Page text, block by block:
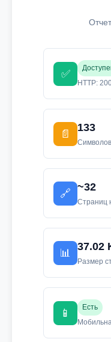
✅
HTTP:
📄
133
Символов
🔗
~32
Страниц
📊
37.02
Размер
📱
Есть